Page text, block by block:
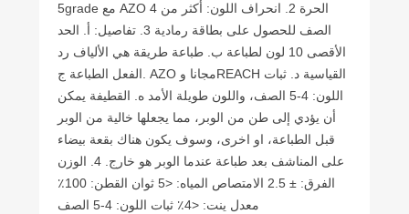
5grade مع AZO الحرة 2. انحراف اللون: أكثر من 4
الصف للحصول على بطاقة رمادية 3. تفاصيل: أ. الحد
الأقصى 10 لون لطباعة ب. طباعة طريقة هي الألياف رد
الفعل الطباعة ج. AZO مجانا وREACH القياسية د. ثبات
اللون: 4-5 الصف، واللون طويلة الأمد ه. القطيفة يمكن
أن يؤدي إلى طن من الوبر، مما يجعلها خالية من الوبر
قبل الطباعة، او اخرى، وسوف يكون هناك بقعة بيضاء
على المناشف بعد طباعة عندما الوبر هو خارج. 4. الوزن
الفرق: ± 2.5 الامتصاص المياه: <5 ثوان القطن: 100٪
معدل ينت: <4٪ ثبات اللون: 4-5 الصف